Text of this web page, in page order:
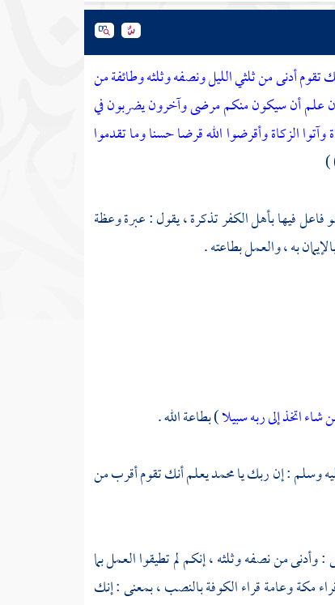
تقوم أدنى من ثلثي الليل ونصفه وثلثه وطائفة من
علم أن سيكون منكم مرضى وآخرون يضربون في
الزكاة وأقرضوا الله قرضا حسنا وما تقدموا
فاعل فيها بأهل الكفر تذكرة ، يقول : عبرة وعظة
به ، والعمل بطاعته .
شاء اتخذ إلى ربه سبيلا) بطاعة الله .
وسلم : إن ربك يامحمديعلم أنك تقوم أقرب من
من نصفه وثلثه ، إنكم لم تطيقوا العمل بما
مكةوعامة قراءالكوفةبالنصب ، بمعنى : إنك